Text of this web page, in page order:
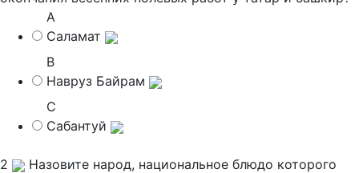
A
Саламат
B
Навруз Байрам
C
Сабантуй
2
Назовите народ, национальное блюдо которого